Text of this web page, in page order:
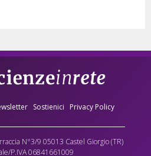
Sostienici Privacy Policy
N°3/9 05013 Castel Giorgio (TR)
P.IVA 06841661009